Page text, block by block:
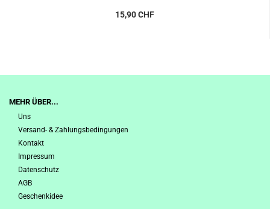
15,90 CHF
MEHR ÜBER...
Uns
Versand- & Zahlungsbedingungen
Kontakt
Impressum
Datenschutz
AGB
Geschenkidee